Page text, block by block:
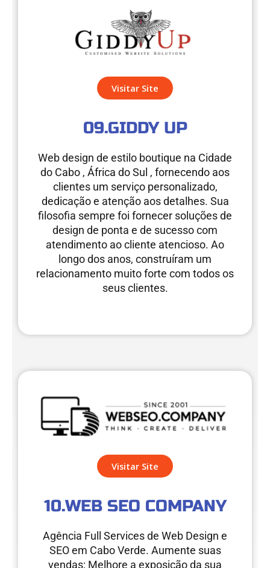
Visitar Site
09.GIDDY UP
Web design de estilo boutique na Cidade
do Cabo , África do Sul , fornecendo aos
clientes um serviço personalizado,
dedicação e atenção aos detalhes. Sua
filosofia sempre foi fornecer soluções de
design de ponta e de sucesso com
atendimento ao cliente atencioso. Ao
longo dos anos, construíram um
relacionamento muito forte com todos os
seus clientes.
Visitar Site
10.WEB SEO COMPANY
Agência Full Services de Web Design e
SEO em Cabo Verde. Aumente suas
vendas; Melhore a exposição da sua